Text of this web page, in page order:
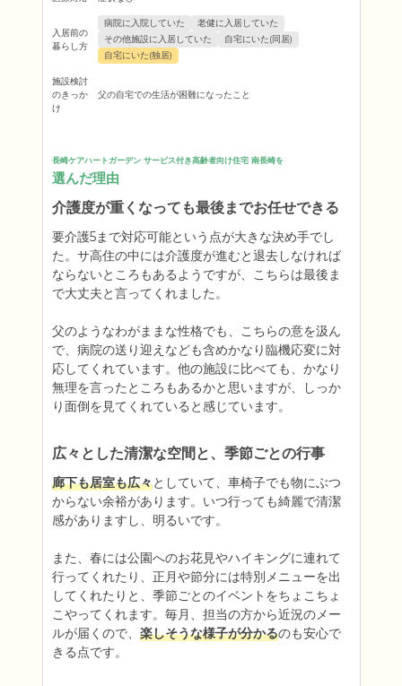
入居前の
暮らし方
病院に入院していた
老健に入居していた
その他施設に入居していた
自宅にいた(同居)
自宅にいた(独居)
施設検討
のきっか
け
父の自宅での生活が困難になったこと
長崎ケアハートガーデン サービス付き高齢者向け住宅 南長崎を
選んだ理由
介護度が重くなっても最後までお任せできる
要介護5まで対応可能という点が大きな決め手でし
た。サ高住の中には介護度が進むと退去しなければ
ならないところもあるようですが、こちらは最後ま
で大丈夫と言ってくれました。
父のようなわがままな性格でも、こちらの意を汲ん
で、病院の送り迎えなども含めかなり臨機応変に対
応してくれています。他の施設に比べても、かなり
無理を言ったところもあるかと思いますが、しっか
り面倒を見てくれていると感じています。
広々とした清潔な空間と、季節ごとの行事
廊下も居室も広々としていて、車椅子でも物にぶつ
からない余裕があります。いつ行っても綺麗で清潔
感がありますし、明るいです。
また、春には公園へのお花見やハイキングに連れて
行ってくれたり、正月や節分には特別メニューを出
してくれたりと、季節ごとのイベントをちょこちょ
こやってくれます。毎月、担当の方から近況のメー
ルが届くので、 楽しそうな様子が分かるのも安心で
きる点です。